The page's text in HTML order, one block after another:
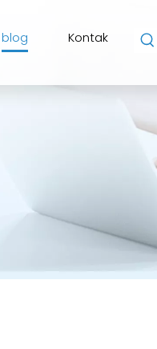
blog Kontak